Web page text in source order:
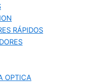
RÁPIDOS
OPTICA